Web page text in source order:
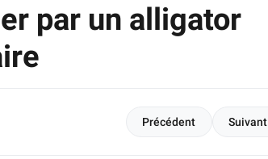
par un alligator
Précédent Suivant